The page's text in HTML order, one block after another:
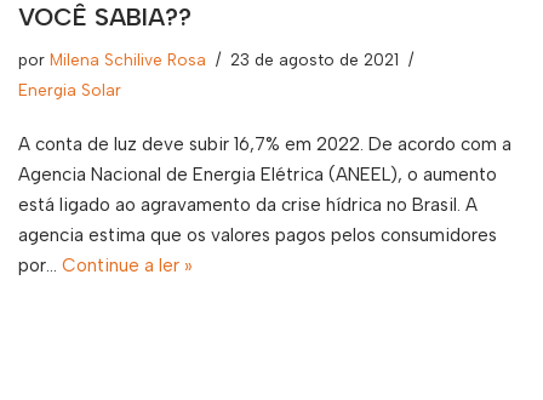
VOCÊ SABIA??
por Milena Schilive Rosa
23 de agosto de 2021
Energia Solar
A conta de luz deve subir 16,7% em 2022. De acordo com a
Agencia Nacional de Energia Elétrica (ANEEL), o aumento
está ligado ao agravamento da crise hídrica no Brasil. A
agencia estima que os valores pagos pelos consumidores
por… Continue a ler »